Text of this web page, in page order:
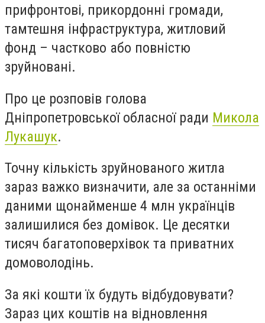
прифронтові, прикордонні громади,
тамтешня інфраструктура, житловий
фонд – частково або повністю
зруйновані.
Про це розповів голова
Дніпропетровської обласної ради Микола
Лукашук.
Точну кількість зруйнованого житла
зараз важко визначити, але за останніми
даними щонайменше 4 млн українців
залишилися без домівок. Це десятки
тисяч багатоповерхівок та приватних
домоволодінь.
За які кошти їх будуть відбудовувати?
Зараз цих коштів на відновлення